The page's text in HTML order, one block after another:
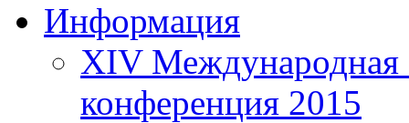
Информация
XIV Международная
конференция 2015